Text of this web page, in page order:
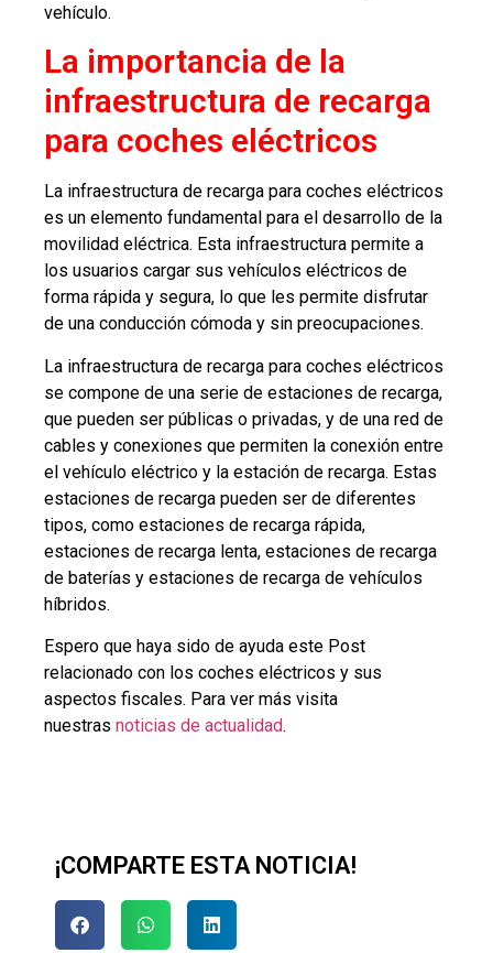
vehículo.
La importancia de la
infraestructura de recarga
para coches eléctricos
La infraestructura de recarga para coches eléctricos
es un elemento fundamental para el desarrollo de la
movilidad eléctrica. Esta infraestructura permite a
los usuarios cargar sus vehículos eléctricos de
forma rápida y segura, lo que les permite disfrutar
de una conducción cómoda y sin preocupaciones.
La infraestructura de recarga para coches eléctricos
se compone de una serie de estaciones de recarga,
que pueden ser públicas o privadas, y de una red de
cables y conexiones que permiten la conexión entre
el vehículo eléctrico y la estación de recarga. Estas
estaciones de recarga pueden ser de diferentes
tipos, como estaciones de recarga rápida,
estaciones de recarga lenta, estaciones de recarga
de baterías y estaciones de recarga de vehículos
híbridos.
Espero que haya sido de ayuda este Post
relacionado con los coches eléctricos y sus
aspectos fiscales. Para ver más visita
nuestras noticias de actualidad.
¡COMPARTE ESTA NOTICIA!